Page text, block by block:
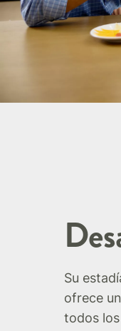
Su
ofrece
todos